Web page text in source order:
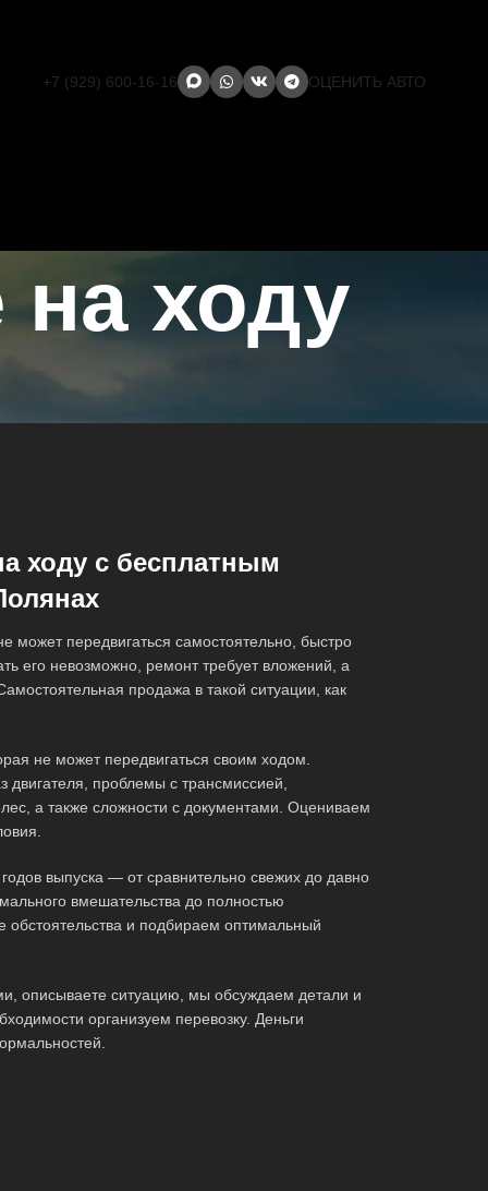
+7 (929) 600-16-16 ОЦЕНИТЬ АВТО
ходу
ходу с бесплатным
может передвигаться самостоятельно, быстро
его невозможно, ремонт требует вложений, а
продажа в такой ситуации, как
не может передвигаться своим ходом.
проблемы с трансмиссией,
а также сложности с документами. Оцениваем
выпуска — от сравнительно свежих до давно
вмешательства до полностью
и подбираем оптимальный
описываете ситуацию, мы обсуждаем детали и
организуем перевозку. Деньги